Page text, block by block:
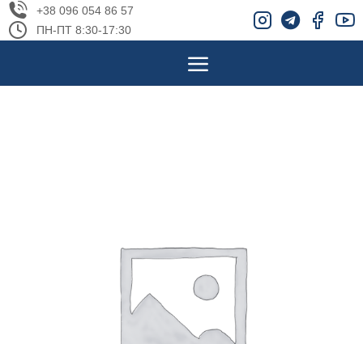
+38 096 054 86 57
ПН-ПТ 8:30-17:30